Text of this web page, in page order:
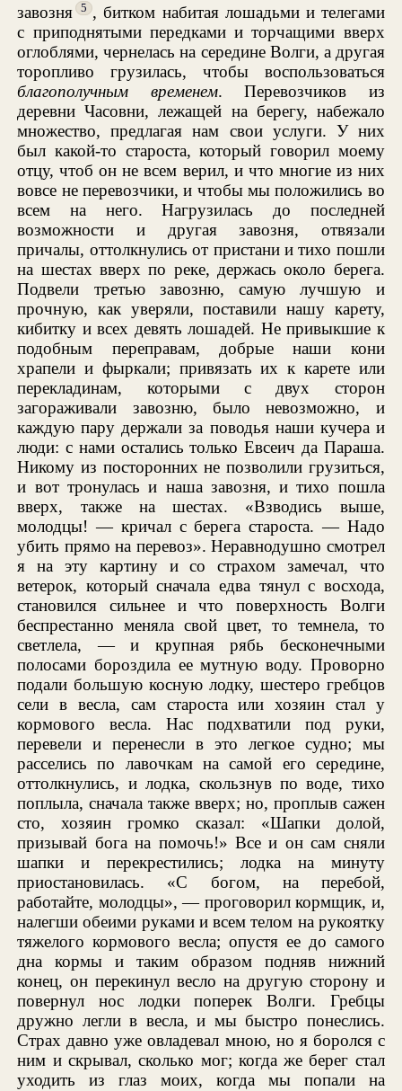
завозня
5 , битком набитая лошадьми и телегами
с приподнятыми передками и торчащими вверх
оглоблями, чернелась на середине Волги, а другая
торопливо грузилась, чтобы воспользоваться
благополучным временем. Перевозчиков из
деревни Часовни, лежащей на берегу, набежало
множество, предлагая нам свои услуги. У них
был какой-то староста, который говорил моему
отцу, чтоб он не всем верил, и что многие из них
вовсе не перевозчики, и чтобы мы положились во
всем на него. Нагрузилась до последней
возможности и другая завозня, отвязали
причалы, оттолкнулись от пристани и тихо пошли
на шестах вверх по реке, держась около берега.
Подвели третью завозню, самую лучшую и
прочную, как уверяли, поставили нашу карету,
кибитку и всех девять лошадей. Не привыкшие к
подобным переправам, добрые наши кони
храпели и фыркали; привязать их к карете или
перекладинам, которыми с двух сторон
загораживали завозню, было невозможно, и
каждую пару держали за поводья наши кучера и
люди: с нами остались только Евсеич да Параша.
Никому из посторонних не позволили грузиться,
и вот тронулась и наша завозня, и тихо пошла
вверх, также на шестах. «Взводись выше,
молодцы! — кричал с берега староста. — Надо
убить прямо на перевоз». Неравнодушно смотрел
я на эту картину и со страхом замечал, что
ветерок, который сначала едва тянул с восхода,
становился сильнее и что поверхность Волги
беспрестанно меняла свой цвет, то темнела, то
светлела, — и крупная рябь бесконечными
полосами бороздила ее мутную воду. Проворно
подали большую косную лодку, шестеро гребцов
сели в весла, сам староста или хозяин стал у
кормового весла. Нас подхватили под руки,
перевели и перенесли в это легкое судно; мы
расселись по лавочкам на самой его середине,
оттолкнулись, и лодка, скользнув по воде, тихо
поплыла, сначала также вверх; но, проплыв сажен
сто, хозяин громко сказал: «Шапки долой,
призывай бога на помочь!» Все и он сам сняли
шапки и перекрестились; лодка на минуту
приостановилась. «С богом, на перебой,
работайте, молодцы», — проговорил кормщик, и,
налегши обеими руками и всем телом на рукоятку
тяжелого кормового весла; опустя ее до самого
дна кормы и таким образом подняв нижний
конец, он перекинул весло на другую сторону и
повернул нос лодки поперек Волги. Гребцы
дружно легли в весла, и мы быстро понеслись.
Страх давно уже овладевал мною, но я боролся с
ним и скрывал, сколько мог; когда же берег стал
уходить из глаз моих, когда мы попали на